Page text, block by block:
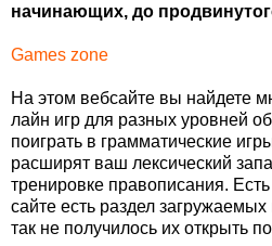
начинающих, до
Games zone
На этом вебсайте вы найдете
лайн игр для разных уровней
поиграть в грамматические
расширят ваш лексический
тренировке правописания.
сайте есть раздел
так не получилось их открыть